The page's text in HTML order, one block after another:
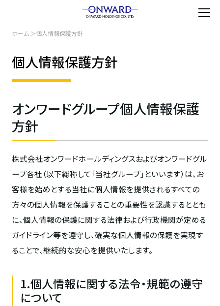
ホーム 個人情報保護方針
個人情報保護方針
オンワードグループ個人情報保護
方針
株式会社オンワードホールディングスおよびオンワードグル
ープ各社（以下総称して「当社グループ」といいます）は、お
客様を始めとする当社に個人情報を提供されるすべての
方々の個人情報を保護することの重要性を認識するととも
に、個人情報の保護に関する法律および行政機関が定める
ガイドライン等を遵守し、確実な個人情報の保護を実現す
ることで、継続的な安心を提供いたします。
1.個人情報に関する法令・規範の遵守
について